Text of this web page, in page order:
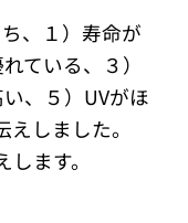
、１）寿命が
ている、３）
、５）UVがほ
しました。
ます。